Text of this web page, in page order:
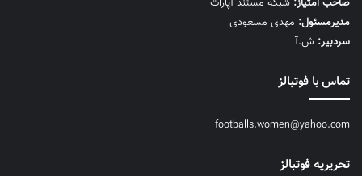
صاحب امتیاز: شبکه مستند آپارات
مديرمسئول: مهدی مسعودی
سردبیر: ش.آ
تماس با فوتبالز
footballs.women@yahoo.com
تحریریه فوتبالز